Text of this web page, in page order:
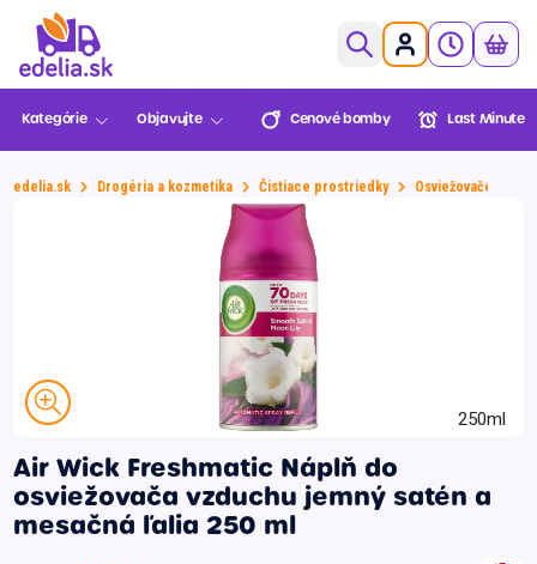
Košík je prázdny
Môžete objednať!
Prejsť do pokladne
Kategórie Objavujte Cenové bomby Last Minute
Last Minute
Lekáreň
BENU
Multinákup
Viac za menej
Slovenská
farma
Zvoz VIP Ceny
potraviny
Ovocie a zelenina
Trvanlivé
Alkohol
Športová výživa
edelia.sk Drogéria a kozmetika Čistiace prostriedky Osviežovače
250ml
Air Wick Freshmatic Náplň do
osviežovača vzduchu jemný satén a
mesačná ľalia 250 ml